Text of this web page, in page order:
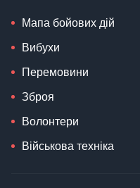
Мапа бойових дій
Вибухи
Перемовини
Зброя
Волонтери
Військова техніка